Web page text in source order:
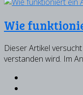
Wie
Dieser Artikel
verstanden wird. Im